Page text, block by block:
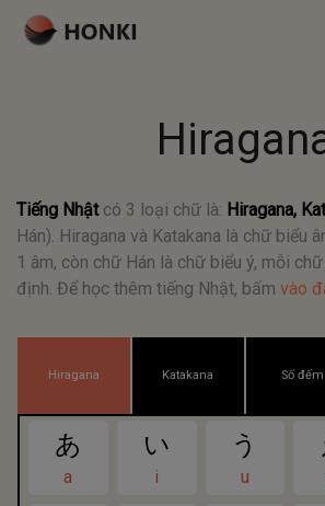
Tiếng Nhật có 3 loại chữ là: Hiragana,
Hán). Hiragana và Katakana là chữ biểu
1 âm, còn chữ Hán là chữ biểu ý, mỗi
định. Để học thêm tiếng Nhật, bấm vào
Hiragana Katakana Số đếm
あ
a
い
i
う
u